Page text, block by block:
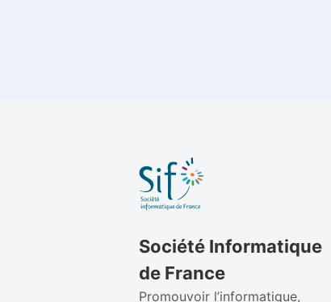
Société Informatique
de France
Promouvoir l’informatique,